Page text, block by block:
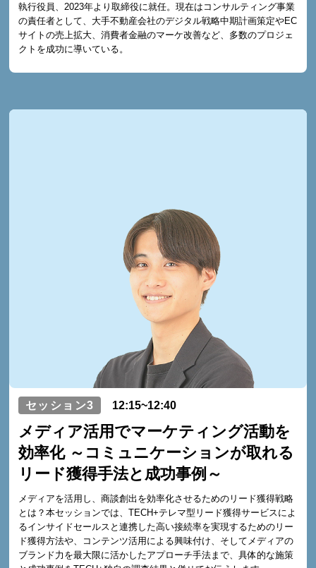
執行役員、2023年より取締役に就任。現在はコンサルティング事業
の責任者として、大手不動産会社のデジタル戦略中期計画策定やEC
サイトの売上拡大、消費者金融のマーケ改善など、多数のプロジェ
クトを成功に導いている。
セッション3 12:15~12:40
メディア活用でマーケティング活動を
効率化 ～コミュニケーションが取れる
リード獲得手法と成功事例～
メディアを活用し、商談創出を効率化させるためのリード獲得戦略
とは？本セッションでは、TECH+テレマ型リード獲得サービスによ
るインサイドセールスと連携した高い接続率を実現するためのリー
ド獲得方法や、コンテンツ活用による興味付け、そしてメディアの
ブランド力を最大限に活かしたアプローチ手法まで、具体的な施策